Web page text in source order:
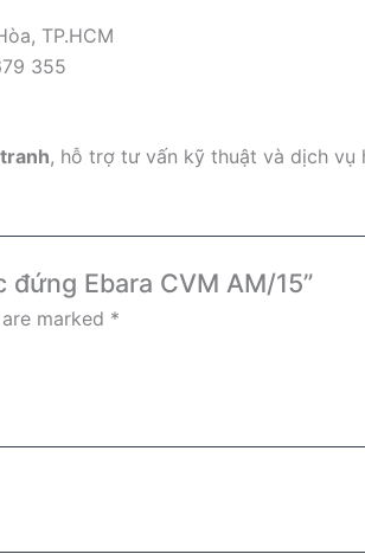
TP.HCM
355
, hỗ trợ tư vấn kỹ thuật và dịch vụ
Ebara CVM AM/15”
marked *